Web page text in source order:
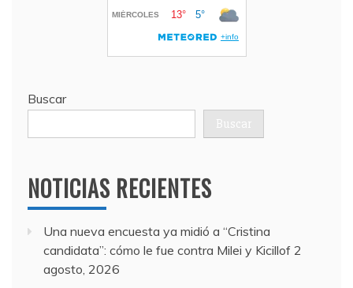
Buscar
Buscar
NOTICIAS RECIENTES
Una nueva encuesta ya midió a “Cristina
candidata”: cómo le fue contra Milei y Kicillof 2
agosto, 2026